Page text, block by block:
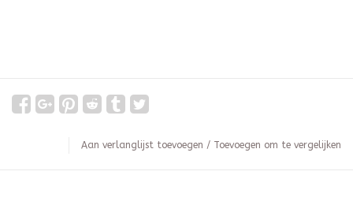
Aan verlanglijst toevoegen / Toevoegen om te vergelijken